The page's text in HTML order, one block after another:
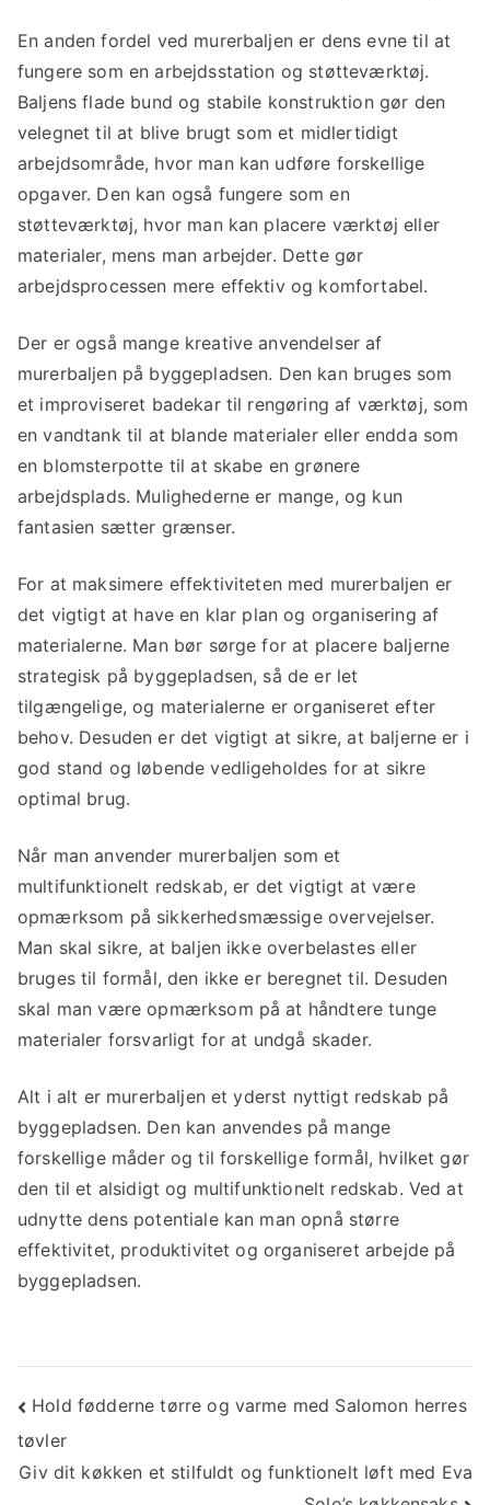
En anden fordel ved murerbaljen er dens evne til at
fungere som en arbejdsstation og støtteværktøj.
Baljens flade bund og stabile konstruktion gør den
velegnet til at blive brugt som et midlertidigt
arbejdsområde, hvor man kan udføre forskellige
opgaver. Den kan også fungere som en
støtteværktøj, hvor man kan placere værktøj eller
materialer, mens man arbejder. Dette gør
arbejdsprocessen mere effektiv og komfortabel.
Der er også mange kreative anvendelser af
murerbaljen på byggepladsen. Den kan bruges som
et improviseret badekar til rengøring af værktøj, som
en vandtank til at blande materialer eller endda som
en blomsterpotte til at skabe en grønere
arbejdsplads. Mulighederne er mange, og kun
fantasien sætter grænser.
For at maksimere effektiviteten med murerbaljen er
det vigtigt at have en klar plan og organisering af
materialerne. Man bør sørge for at placere baljerne
strategisk på byggepladsen, så de er let
tilgængelige, og materialerne er organiseret efter
behov. Desuden er det vigtigt at sikre, at baljerne er i
god stand og løbende vedligeholdes for at sikre
optimal brug.
Når man anvender murerbaljen som et
multifunktionelt redskab, er det vigtigt at være
opmærksom på sikkerhedsmæssige overvejelser.
Man skal sikre, at baljen ikke overbelastes eller
bruges til formål, den ikke er beregnet til. Desuden
skal man være opmærksom på at håndtere tunge
materialer forsvarligt for at undgå skader.
Alt i alt er murerbaljen et yderst nyttigt redskab på
byggepladsen. Den kan anvendes på mange
forskellige måder og til forskellige formål, hvilket gør
den til et alsidigt og multifunktionelt redskab. Ved at
udnytte dens potentiale kan man opnå større
effektivitet, produktivitet og organiseret arbejde på
byggepladsen.
Indlægsnavigation
Hold fødderne tørre og varme med Salomon herres
tøvler
Giv dit køkken et stilfuldt og funktionelt løft med Eva